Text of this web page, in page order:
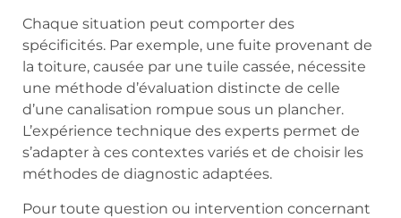
Chaque situation peut comporter des
spécificités. Par exemple, une fuite provenant de
la toiture, causée par une tuile cassée, nécessite
une méthode d’évaluation distincte de celle
d’une canalisation rompue sous un plancher.
L’expérience technique des experts permet de
s’adapter à ces contextes variés et de choisir les
méthodes de diagnostic adaptées.
Pour toute question ou intervention concernant